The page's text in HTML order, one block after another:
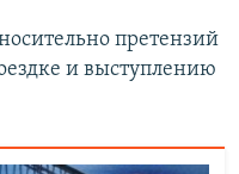
претензий
и выступлению